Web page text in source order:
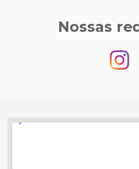
Nossas